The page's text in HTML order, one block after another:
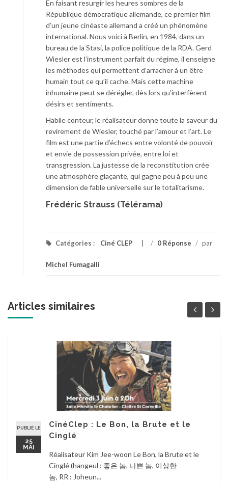
En faisant resurgir les heures sombres de la
République démocratique allemande, ce premier film
d’un jeune cinéaste allemand a créé un phénomène
international. Nous voici à Berlin, en 1984, dans un
bureau de la Stasi, la police politique de la RDA. Gerd
Wiesler est l’instrument parfait du régime, il enseigne
les méthodes qui permettent d’arracher à un être
humain tout ce qu’il cache. Mais cette machine
inhumaine peut se dérégler, dès lors qu’interfèrent
désirs et sentiments.
Habile conteur, le réalisateur donne toute la saveur du
revirement de Wiesler, touché par l’amour et l’art. Le
film est une partie d’échecs entre volonté de pouvoir
et envie de possession privée, entre loi et
transgression. La justesse de la reconstitution crée
une atmosphère glaçante, qui gagne peu à peu une
dimension de fable universelle sur le totalitarisme.
Frédéric Strauss (Télérama)
Catégories : Ciné CLEP / 0 Réponse / par
Michel Fumagalli
Articles similaires
PUBLIÉ LE
25
MAI
CinéClep : Le Bon, la Brute et le
Cinglé
Réalisateur Kim Jee-woon Le Bon, la Brute et le
Cinglé (hangeul : 좋은 놈, 나쁜 놈, 이상한
놈, RR : Joheun...